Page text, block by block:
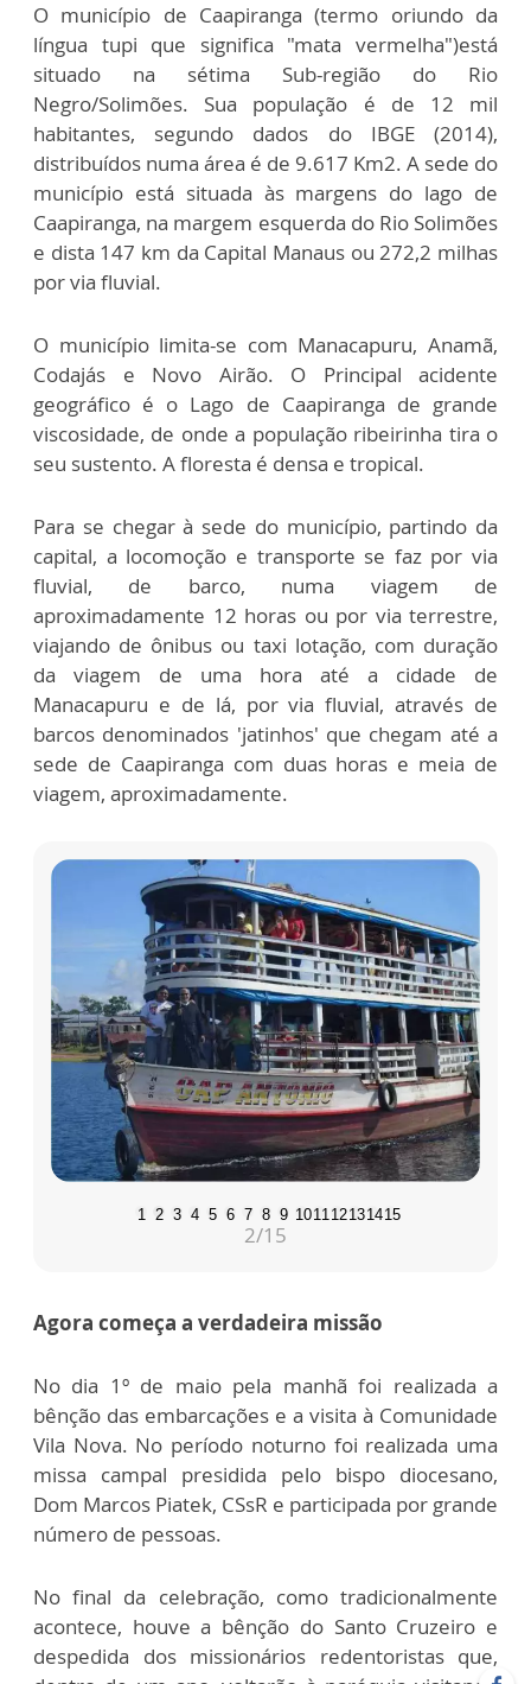
O município de Caapiranga (termo oriundo da
língua tupi que significa "mata vermelha")está
situado na sétima Sub-região do Rio
Negro/Solimões. Sua população é de 12 mil
habitantes, segundo dados do IBGE (2014),
distribuídos numa área é de 9.617 Km2. A sede do
município está situada às margens do lago de
Caapiranga, na margem esquerda do Rio Solimões
e dista 147 km da Capital Manaus ou 272,2 milhas
por via fluvial.
O município limita-se com Manacapuru, Anamã,
Codajás e Novo Airão. O Principal acidente
geográfico é o Lago de Caapiranga de grande
viscosidade, de onde a população ribeirinha tira o
seu sustento. A floresta é densa e tropical.
Para se chegar à sede do município, partindo da
capital, a locomoção e transporte se faz por via
fluvial, de barco, numa viagem de
aproximadamente 12 horas ou por via terrestre,
viajando de ônibus ou taxi lotação, com duração
da viagem de uma hora até a cidade de
Manacapuru e de lá, por via fluvial, através de
barcos denominados 'jatinhos' que chegam até a
sede de Caapiranga com duas horas e meia de
viagem, aproximadamente.
1 2 3 4 5 6 7 8 9 101112131415
2/15
Agora começa a verdadeira missão
No dia 1º de maio pela manhã foi realizada a
bênção das embarcações e a visita à Comunidade
Vila Nova. No período noturno foi realizada uma
missa campal presidida pelo bispo diocesano,
Dom Marcos Piatek, CSsR e participada por grande
número de pessoas.
No final da celebração, como tradicionalmente
acontece, houve a bênção do Santo Cruzeiro e
despedida dos missionários redentoristas que,